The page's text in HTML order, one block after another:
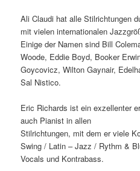
Ali Claudi hat alle Stilrichtungen
mit vielen internationalen
Einige der Namen sind Bill
Woode, Eddie Boyd, Booker
Goycovicz, Wilton Gaynair,
Sal Nistico.
Eric Richards ist ein exzellenter
auch Pianist in allen
Stilrichtungen, mit dem er viele
Swing / Latin – Jazz / Rythm &
Vocals und Kontrabass.